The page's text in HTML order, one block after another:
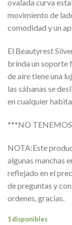
ovalada curva
movimiento de
comodidad y un
El Beautyrest
brinda un soporte
de aire tiene una
las sábanas se
en cualquier
***NO
NOTA:Este
algunas manchas
reflejado en el
de preguntas y
ordenes, gracias.
1 disponibles